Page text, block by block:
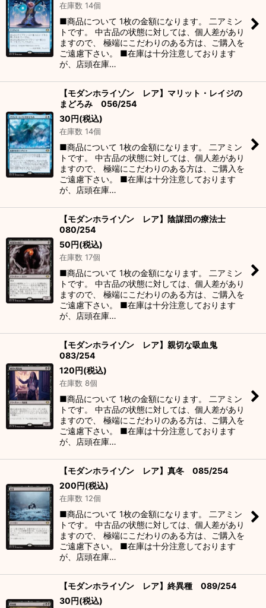
在庫数 14個
■商品について 1枚の金額になります。 二アミン
トです。 中古品の状態に対しては、個人差があり
ますので、 極端にこだわりのある方は、ご購入を
ご遠慮下さい。 ■在庫は十分注意しております
が、店頭在庫…
【モダンホライゾン レア】マリット・レイジの
まどろみ 056/254
30円(税込)
在庫数 14個
■商品について 1枚の金額になります。 二アミン
トです。 中古品の状態に対しては、個人差があり
ますので、 極端にこだわりのある方は、ご購入を
ご遠慮下さい。 ■在庫は十分注意しております
が、店頭在庫…
【モダンホライゾン レア】陰謀団の療法士
080/254
50円(税込)
在庫数 17個
■商品について 1枚の金額になります。 二アミン
トです。 中古品の状態に対しては、個人差があり
ますので、 極端にこだわりのある方は、ご購入を
ご遠慮下さい。 ■在庫は十分注意しております
が、店頭在庫…
【モダンホライゾン レア】親切な吸血鬼
083/254
120円(税込)
在庫数 8個
■商品について 1枚の金額になります。 二アミン
トです。 中古品の状態に対しては、個人差があり
ますので、 極端にこだわりのある方は、ご購入を
ご遠慮下さい。 ■在庫は十分注意しております
が、店頭在庫…
【モダンホライゾン レア】真冬 085/254
200円(税込)
在庫数 12個
■商品について 1枚の金額になります。 二アミン
トです。 中古品の状態に対しては、個人差があり
ますので、 極端にこだわりのある方は、ご購入を
ご遠慮下さい。 ■在庫は十分注意しております
が、店頭在庫…
【モダンホライゾン レア】終異種 089/254
30円(税込)